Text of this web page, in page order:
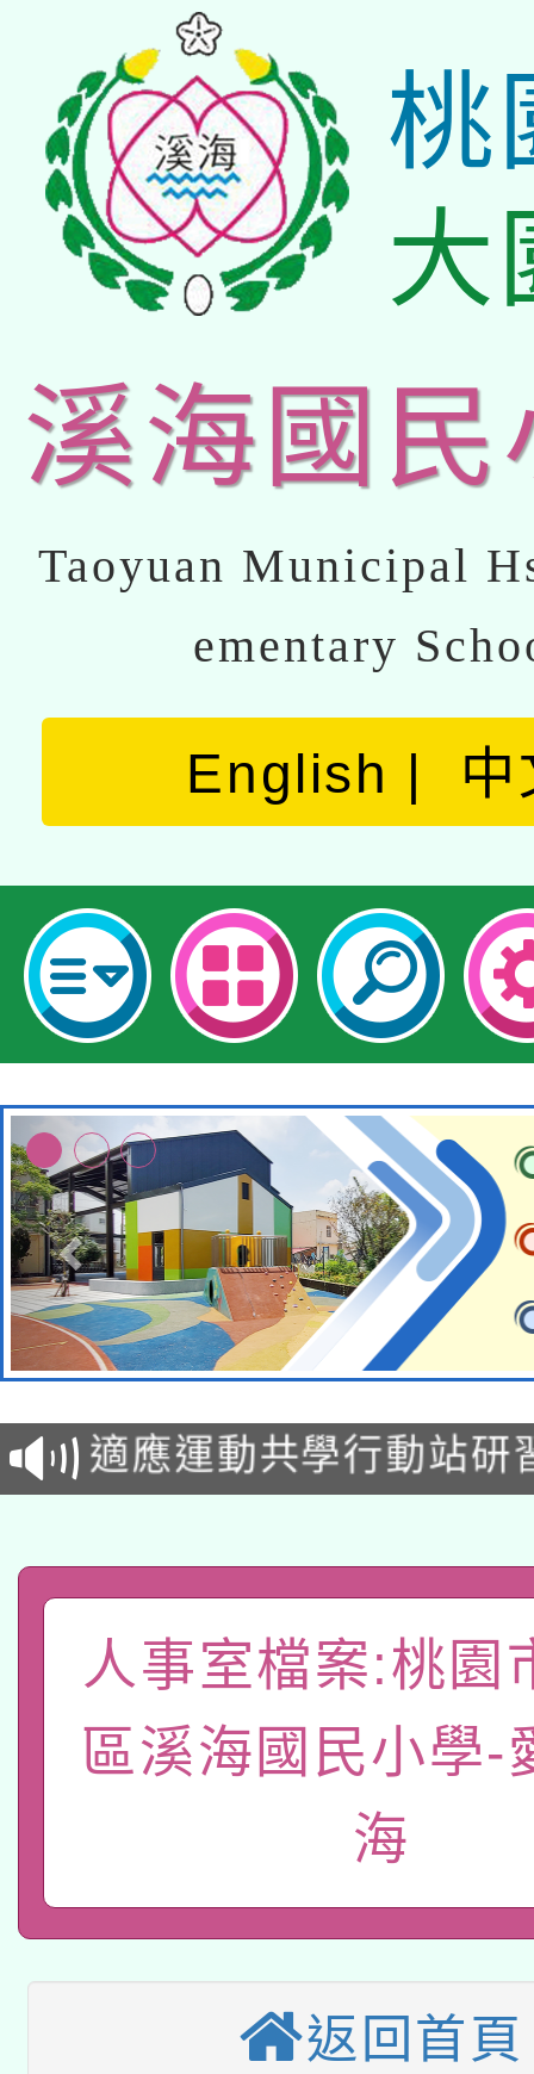
桃
大
溪海國民
Taoyuan Municipal
ementary
English 中
本校115學年度第2次
招甄選結果公告(無人
適應運動共學行動站研
本館辦理115年度閱讀
暨閱讀推動專業研習
科技賦能─人工智慧
礎課程
「數位內容與教學軟體
pilot」
有關大陸委員會函釋公
薪期間赴陸應申請許可
轉知經濟部水利署委託
業技術研究院辦理「
用水績優單位及節水達
115年8月22日(星期六
桃園市孔廟祈福系列
開 智慧啟航」
2026年桃園地景藝術
本校115學年度第2次
招甄選結果公告(無人
適應運動共學行動站研
人事室檔案:桃園
區溪海國民小學-
海
返回首頁